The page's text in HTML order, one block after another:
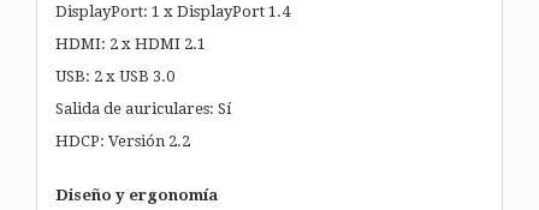
DisplayPort: 1 x DisplayPort 1.4
HDMI: 2 x HDMI 2.1
USB: 2 x USB 3.0
Salida de auriculares: Sí
HDCP: Versión 2.2
Diseño y ergonomía